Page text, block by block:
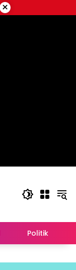
×
Politik